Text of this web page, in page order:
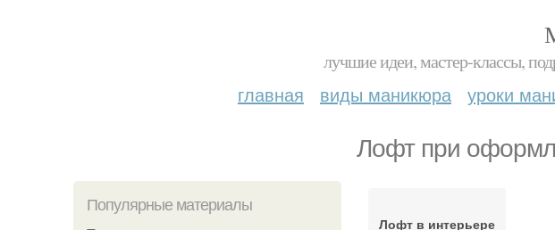
лучшие идеи, мастер-классы,
главная виды маникюра уроки
Лофт при
Популярные материалы
Лофт в интерьере